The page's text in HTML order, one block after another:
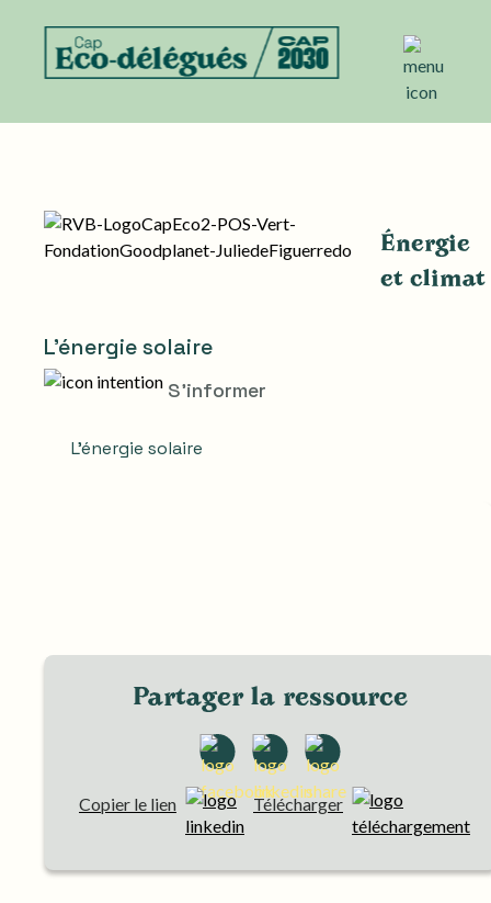
Énergie
et climat
L'énergie solaire
S'informer
L'énergie solaire
Partager la ressource
Copier le lien Télécharger